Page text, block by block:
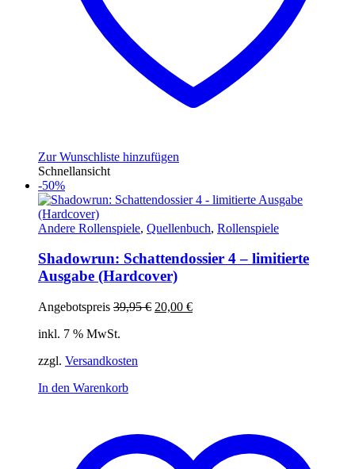
Zur Wunschliste hinzufügen
Schnellansicht
-50%
Andere Rollenspiele, Quellenbuch, Rollenspiele
Shadowrun: Schattendossier 4 – limitierte
Ausgabe (Hardcover)
Angebotspreis 39,95€ Ursprünglicher
20,00 €Aktueller
inkl. 7 % MwSt.
zzgl. Versandkosten
In den Warenkorb